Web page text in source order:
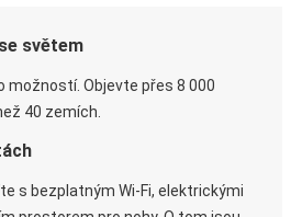
světem
možností. Objevte přes 8 000
40 zemích.
s bezplatným Wi-Fi, elektrickými